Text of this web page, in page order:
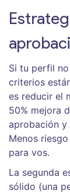
Si tu perfil
criterios
es reducir el
50% mejora
aprobación y
Menos
para vos.
La segunda
sólido (una